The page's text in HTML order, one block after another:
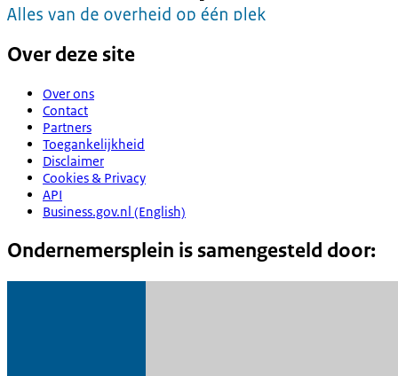
Over deze site
Over ons
Contact
Partners
Toegankelijkheid
Disclaimer
Cookies & Privacy
API
Business.gov.nl (English)
Ondernemersplein is samengesteld door: